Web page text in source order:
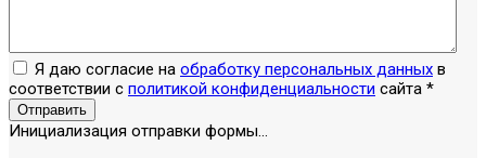
Я даю согласие на обработку персональных данных в
соответствии с политикой конфиденциальности сайта *
Отправить
Инициализация отправки формы...